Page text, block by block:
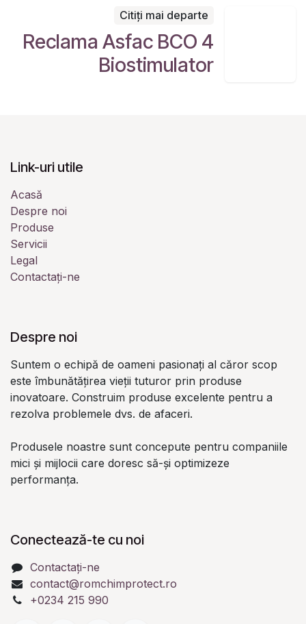
Citiți mai departe
Reclama Asfac BCO 4
Biostimulator
Link-uri utile
Acasă
Despre noi
Produse
Servicii
Legal
Contactați-ne
Despre noi
Suntem o echipă de oameni pasionați al căror scop
este îmbunătățirea vieții tuturor prin produse
inovatoare. Construim produse excelente pentru a
rezolva problemele dvs. de afaceri.
Produsele noastre sunt concepute pentru companiile
mici și mijlocii care doresc să-și optimizeze
performanța.
Conectează-te cu noi
Contactați-ne
contact@romchimprotect.ro
+0234 215 990